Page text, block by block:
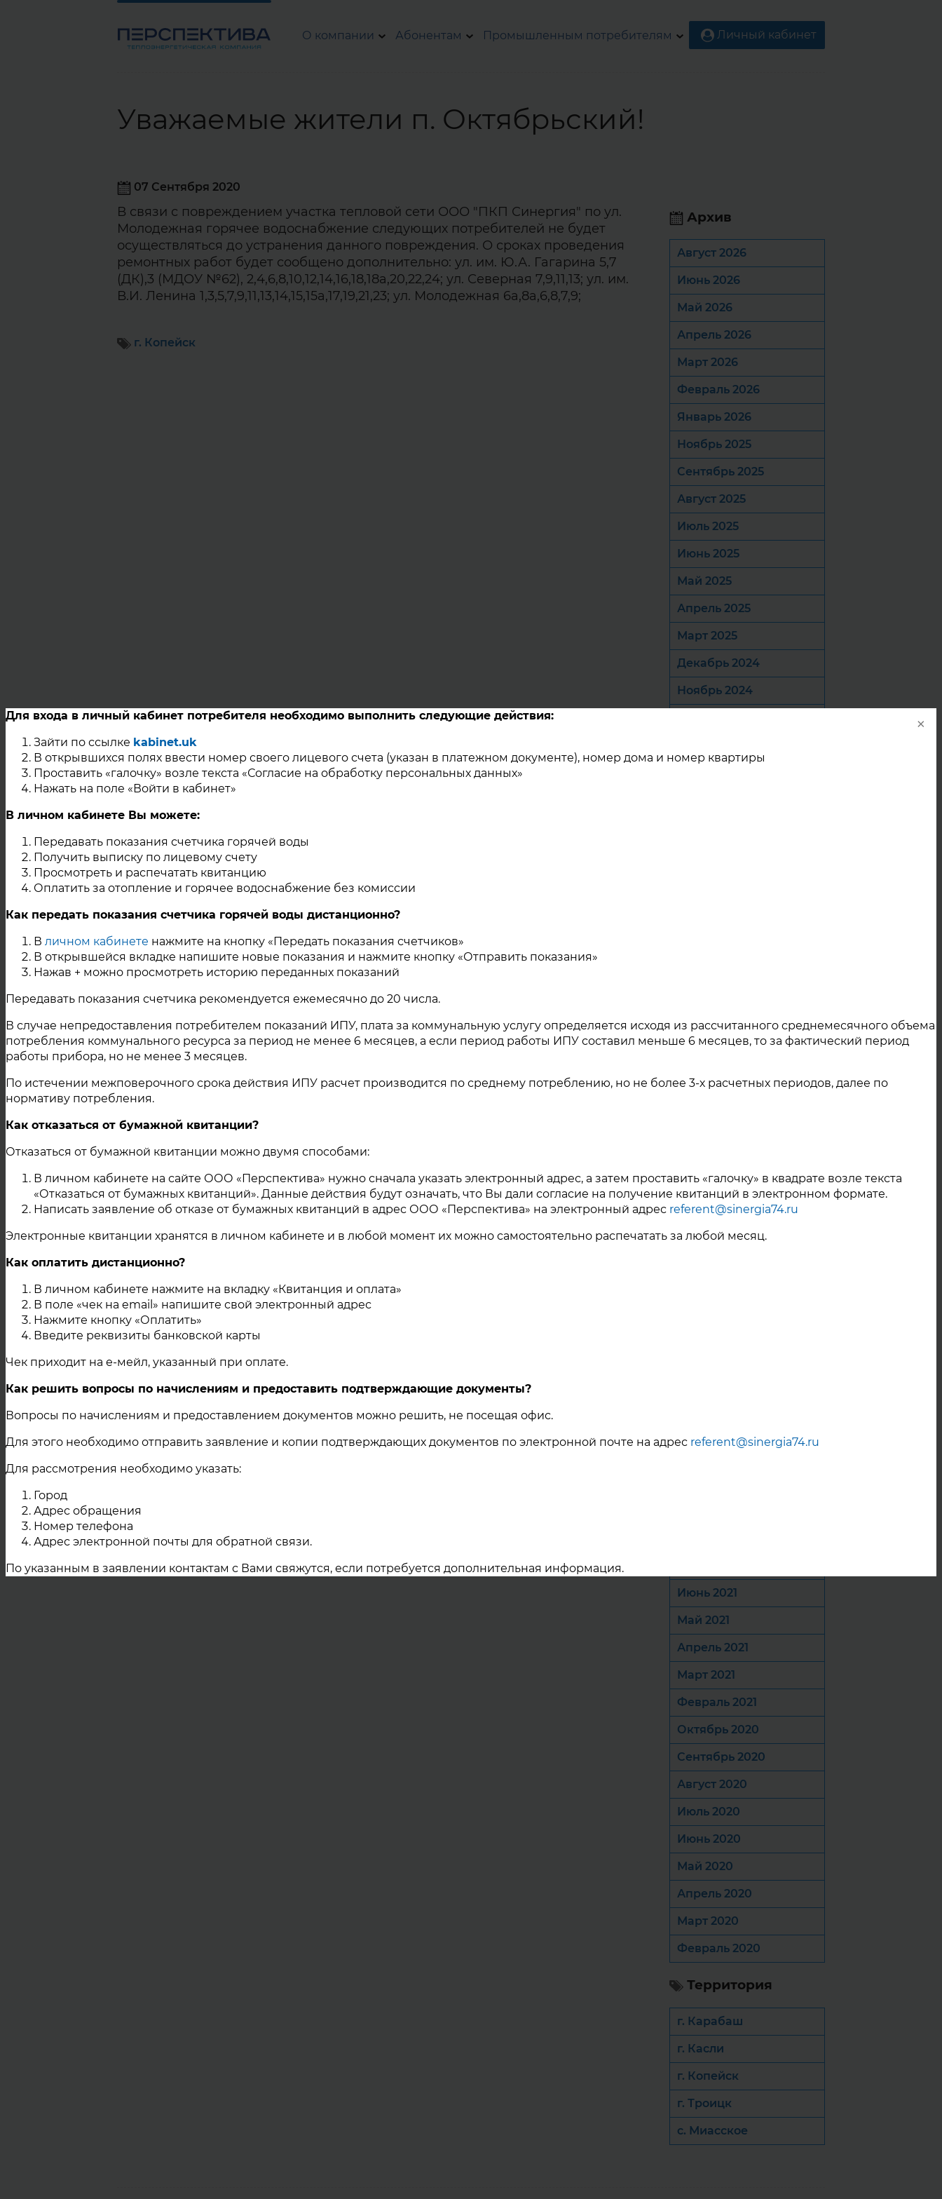
Для входа в личный кабинет потребителя необходимо выполнить следующие действия:
Зайти по ссылке kabinet.uk
В открывшихся полях ввести номер своего лицевого счета (указан в платежном документе), номер дома и номер квартиры
Проставить «галочку» возле текста «Согласие на обработку персональных данных»
Нажать на поле «Войти в кабинет»
В личном кабинете Вы можете:
Передавать показания счетчика горячей воды
Получить выписку по лицевому счету
Просмотреть и распечатать квитанцию
Оплатить за отопление и горячее водоснабжение без комиссии
Как передать показания счетчика горячей воды дистанционно?
В личном кабинете нажмите на кнопку «Передать показания счетчиков»
В открывшейся вкладке напишите новые показания и нажмите кнопку «Отправить показания»
Нажав + можно просмотреть историю переданных показаний
Передавать показания счетчика рекомендуется ежемесячно до 20 числа.
В случае непредоставления потребителем показаний ИПУ, плата за коммунальную услугу определяется исходя из рассчитанного среднемесячного объема
потребления коммунального ресурса за период не менее 6 месяцев, а если период работы ИПУ составил меньше 6 месяцев, то за фактический период
работы прибора, но не менее 3 месяцев.
По истечении межповерочного срока действия ИПУ расчет производится по среднему потреблению, но не более 3-х расчетных периодов, далее по
нормативу потребления.
Как отказаться от бумажной квитанции?
Отказаться от бумажной квитанции можно двумя способами:
В личном кабинете на сайте ООО «Перспектива» нужно сначала указать электронный адрес, а затем проставить «галочку» в квадрате возле текста
«Отказаться от бумажных квитанций». Данные действия будут означать, что Вы дали согласие на получение квитанций в электронном формате.
Написать заявление об отказе от бумажных квитанций в адрес ООО «Перспектива» на электронный адрес referent@sinergia74.ru
Электронные квитанции хранятся в личном кабинете и в любой момент их можно самостоятельно распечатать за любой месяц.
Как оплатить дистанционно?
В личном кабинете нажмите на вкладку «Квитанция и оплата»
В поле «чек на email» напишите свой электронный адрес
Нажмите кнопку «Оплатить»
Введите реквизиты банковской карты
Чек приходит на е-мейл, указанный при оплате.
Как решить вопросы по начислениям и предоставить подтверждающие документы?
Вопросы по начислениям и предоставлением документов можно решить, не посещая офис.
Для этого необходимо отправить заявление и копии подтверждающих документов по электронной почте на адрес referent@sinergia74.ru
Для рассмотрения необходимо указать:
Город
Адрес обращения
Номер телефона
Адрес электронной почты для обратной связи.
По указанным в заявлении контактам с Вами свяжутся, если потребуется дополнительная информация.
×
О компании Абонентам Промышленным потребителям Личный кабинет
Уважаемые жители п. Октябрьский!
07 Сентября 2020
В связи с повреждением участка тепловой сети ООО "ПКП Синергия" по ул.
Молодежная горячее водоснабжение следующих потребителей не будет
осуществляться до устранения данного повреждения. О сроках проведения
ремонтных работ будет сообщено дополнительно: ул. им. Ю.А. Гагарина 5,7
(ДК),3 (МДОУ №62), 2,4,6,8,10,12,14,16,18,18а,20,22,24; ул. Северная 7,9,11,13; ул. им.
В.И. Ленина 1,3,5,7,9,11,13,14,15,15а,17,19,21,23; ул. Молодежная 6а,8а,6,8,7,9;
г. Копейск
Архив
Август 2026
Июнь 2026
Май 2026
Апрель 2026
Март 2026
Февраль 2026
Январь 2026
Ноябрь 2025
Сентябрь 2025
Август 2025
Июль 2025
Июнь 2025
Май 2025
Апрель 2025
Март 2025
Декабрь 2024
Ноябрь 2024
Июль 2023
Сентябрь 2022
Август 2022
Июль 2022
Июнь 2021
Май 2021
Апрель 2021
Март 2021
Февраль 2021
Октябрь 2020
Сентябрь 2020
Август 2020
Июль 2020
Июнь 2020
Май 2020
Апрель 2020
Март 2020
Февраль 2020
Территория
г. Карабаш
г. Касли
г. Копейск
г. Троицк
с. Миасское